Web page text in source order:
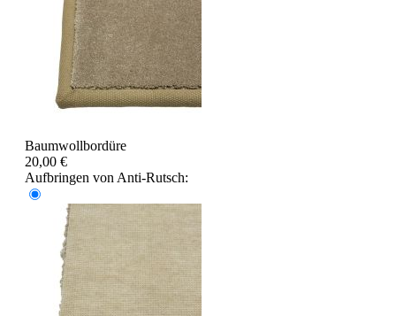
Baumwollbordüre
20,00 €
Aufbringen von Anti-Rutsch: